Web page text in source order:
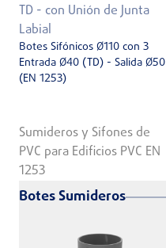
TD - con Unión de Junta
Labial
Botes Sifónicos Ø110 con 3
Entrada Ø40 (TD) - Salida Ø50
(EN 1253)
Sumideros y Sifones de
PVC para Edificios PVC EN
1253
Botes Sumideros